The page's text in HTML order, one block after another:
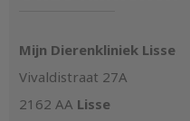
Mijn Dierenkliniek Lisse
Vivaldistraat 27A
2162 AA Lisse